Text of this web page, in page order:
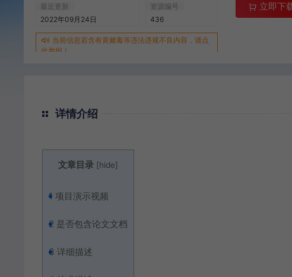
最近更新
2022年09月24日
资源编号
436
当前信息若含有黄赌毒等违法违规不良内容，请点
此举报！
立即下
详情介绍
文章目录 [hide]
1 项目演示视频
2 是否包含论文文档
3 详细描述